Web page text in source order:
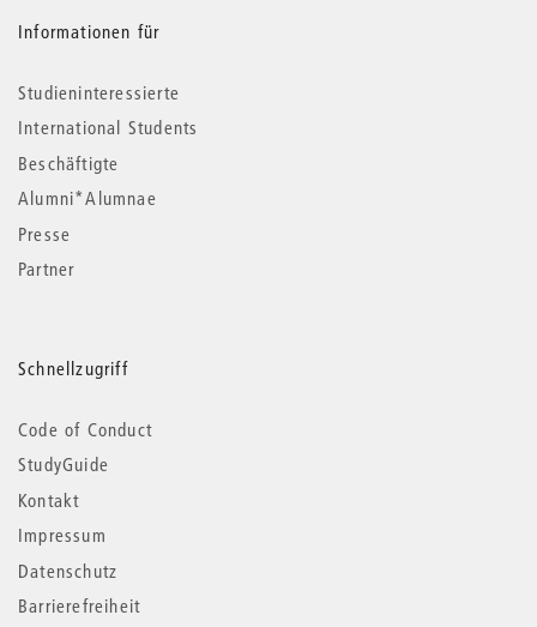
Informationen für
Studieninteressierte
International Students
Beschäftigte
Alumni*Alumnae
Presse
Partner
Schnellzugriff
Code of Conduct
StudyGuide
Kontakt
Impressum
Datenschutz
Barrierefreiheit